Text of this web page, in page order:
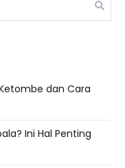
dan Cara
Ini Hal Penting